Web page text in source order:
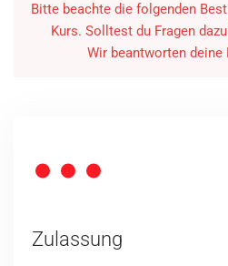
Bitte beachte die folgenden
Kurs. Solltest du Fragen
Wir beantworten deine
Zulassung